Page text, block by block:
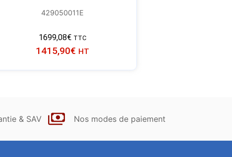
429050011E
1699,08€ TTC
1415,90€ HT
& SAV Nos modes de paiement